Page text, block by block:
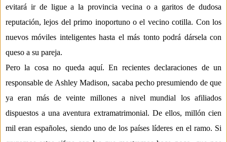
evitará ir de ligue a la provincia vecina o a garitos de dudosa
reputación, lejos del primo inoportuno o el vecino cotilla. Con los
nuevos móviles inteligentes hasta el más tonto podrá dársela con
queso a su pareja.
Pero la cosa no queda aquí. En recientes declaraciones de un
responsable de Ashley Madison, sacaba pecho presumiendo de que
ya eran más de veinte millones a nivel mundial los afiliados
dispuestos a una aventura extramatrimonial. De ellos, millón cien
mil eran españoles, siendo uno de los países líderes en el ramo. Si